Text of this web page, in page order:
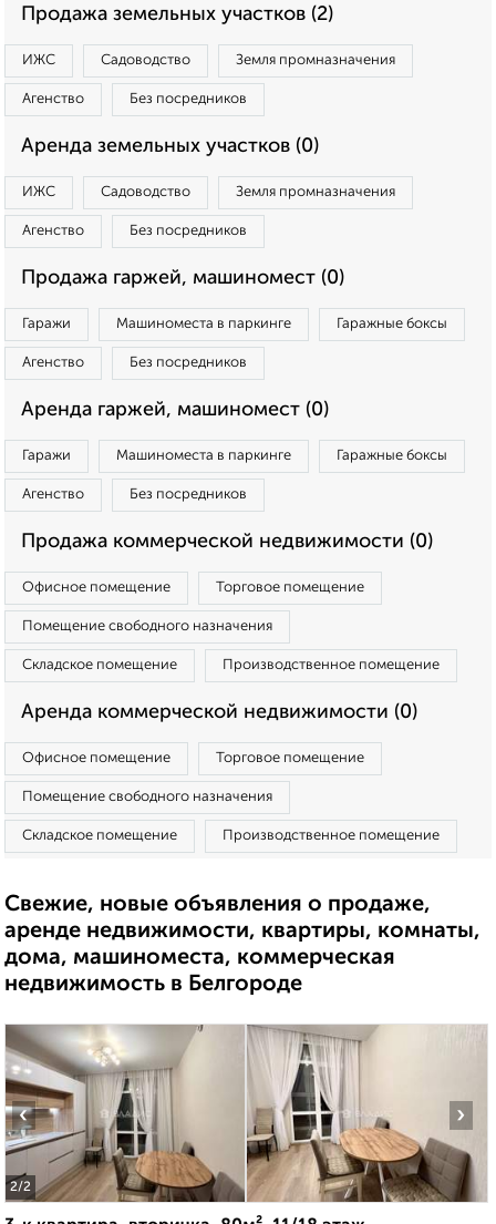
Продажа земельных участков (2)
ИЖС Садоводство Земля промназначения
Агенство Без посредников
Аренда земельных участков (0)
ИЖС Садоводство Земля промназначения
Агенство Без посредников
Продажа гаржей, машиномест (0)
Гаражи Машиноместа в паркинге Гаражные боксы
Агенство Без посредников
Аренда гаржей, машиномест (0)
Гаражи Машиноместа в паркинге Гаражные боксы
Агенство Без посредников
Продажа коммерческой недвижимости (0)
Офисное помещение Торговое помещение
Помещение свободного назначения
Складское помещение Производственное помещение
Аренда коммерческой недвижимости (0)
Офисное помещение Торговое помещение
Помещение свободного назначения
Складское помещение Производственное помещение
Свежие, новые объявления о продаже,
аренде недвижимости, квартиры, комнаты,
дома, машиноместа, коммерческая
недвижимость в Белгороде
2/2
‹ ›